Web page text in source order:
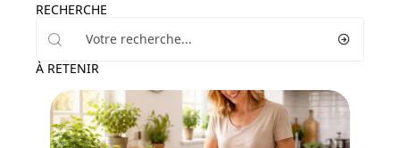
RECHERCHE
À RETENIR